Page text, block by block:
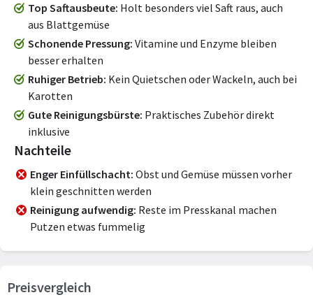
Top Saftausbeute Holt besonders viel Saft raus, auch
aus Blattgemüse
Schonende Pressung Vitamine und Enzyme bleiben
besser erhalten
Ruhiger Betrieb Kein Quietschen oder Wackeln, auch bei
Karotten
Gute Reinigungsbürste Praktisches Zubehör direkt
inklusive
Nachteile
Enger Einfüllschacht Obst und Gemüse müssen vorher
klein geschnitten werden
Reinigung aufwendig Reste im Presskanal machen
Putzen etwas fummelig
Preisvergleich